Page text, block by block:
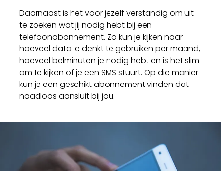
Daarnaast is het voor jezelf verstandig om uit
te zoeken wat jij nodig hebt bij een
telefoonabonnement. Zo kun je kijken naar
hoeveel data je denkt te gebruiken per maand,
hoeveel belminuten je nodig hebt en is het slim
om te kijken of je een SMS stuurt. Op die manier
kun je een geschikt abonnement vinden dat
naadloos aansluit bij jou.